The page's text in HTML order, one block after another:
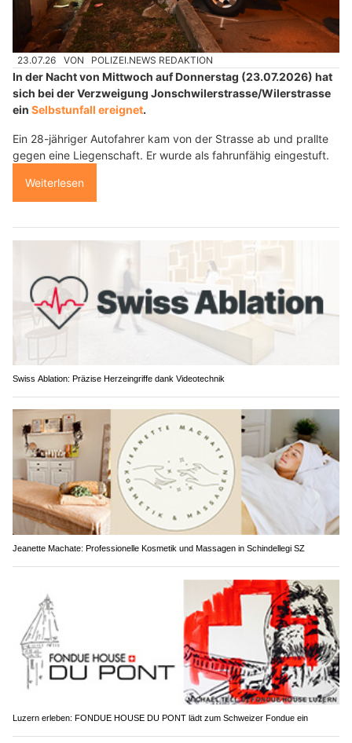
23.07.26 VON POLIZEI.NEWS REDAKTION
In der Nacht von Mittwoch auf Donnerstag (23.07.2026) hat
sich bei der Verzweigung Jonschwilerstrasse/Wilerstrasse
ein Selbstunfall ereignet.
Ein 28-jähriger Autofahrer kam von der Strasse ab und prallte
gegen eine Liegenschaft. Er wurde als fahrunfähig eingestuft.
Weiterlesen
Swiss Ablation: Präzise Herzeingriffe dank Videotechnik
Jeanette Machate: Professionelle Kosmetik und Massagen in Schindellegi SZ
Luzern erleben: FONDUE HOUSE DU PONT lädt zum Schweizer Fondue ein